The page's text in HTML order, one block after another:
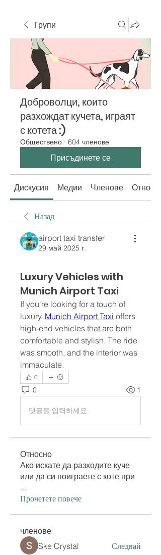
Групи
Доброволци, които
разхождат кучета, играят
с котета :)
Обществено · 604 членове
Присъдинете се
Дискусия Медии Членове Относно
Назад
airport taxi transfer
29 май 2025 г.
Luxury Vehicles with
Munich Airport Taxi
If you're looking for a touch of
luxury, Munich Airport Taxi offers
high-end vehicles that are both
comfortable and stylish. The ride
was smooth, and the interior was
immaculate.
0
0 1
댓글을 입력하세요.
Относно
Ако искате да разходите куче
или да си поиграете с коте при
...
Прочетете повече
членове
Ske Crystal Следвай